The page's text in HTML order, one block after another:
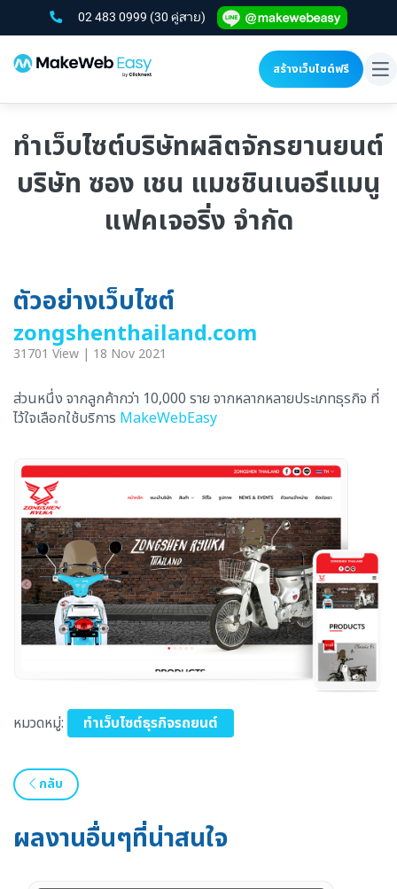
02 483 0999 (30 คู่สาย)
สร้างเว็บไซต์ฟรี
ทำเว็บไซต์บริษัทผลิตจักรยานยนต์
บริษัท ซอง เชน แมชชินเนอรีแมนู
แฟคเจอริ่ง จำกัด
ตัวอย่างเว็บไซต์
zongshenthailand.com
31701 View | 18 Nov 2021
ส่วนหนึ่ง จากลูกค้ากว่า 10,000 ราย จากหลากหลายประเภทธุรกิจ ที่
ไว้ใจเลือกใช้บริการ MakeWebEasy
หมวดหมู่: ทำเว็บไซต์ธุรกิจรถยนต์
กลับ
ผลงานอื่นๆที่น่าสนใจ